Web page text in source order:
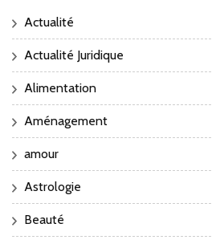
Actualité
Actualité Juridique
Alimentation
Aménagement
amour
Astrologie
Beauté